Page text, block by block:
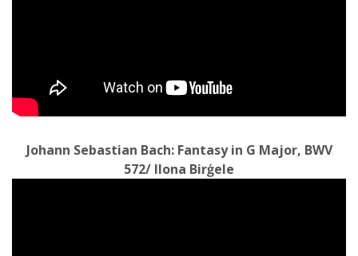
Johann Sebastian Bach: Fantasy in G Major, BWV
572/ Ilona Birģele